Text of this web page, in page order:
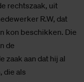
rechtszaak, uit
R.W, dat
kon beschikken. Die
de
zaak aan dat hij al
die als